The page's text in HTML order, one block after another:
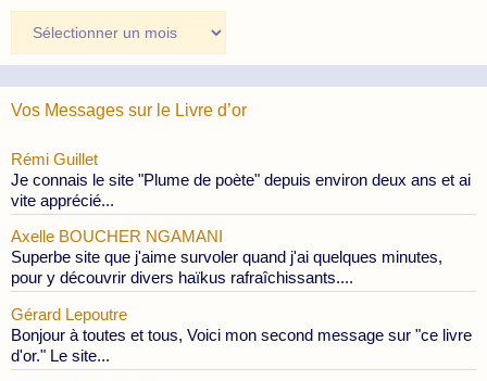
des
Publications
Vos Messages sur le Livre d’or
Rémi Guillet
Je connais le site "Plume de poète" depuis environ deux ans et ai
vite apprécié...
Axelle BOUCHER NGAMANI
Superbe site que j'aime survoler quand j'ai quelques minutes,
pour y découvrir divers haïkus rafraîchissants....
Gérard Lepoutre
Bonjour à toutes et tous, Voici mon second message sur "ce livre
d'or." Le site...